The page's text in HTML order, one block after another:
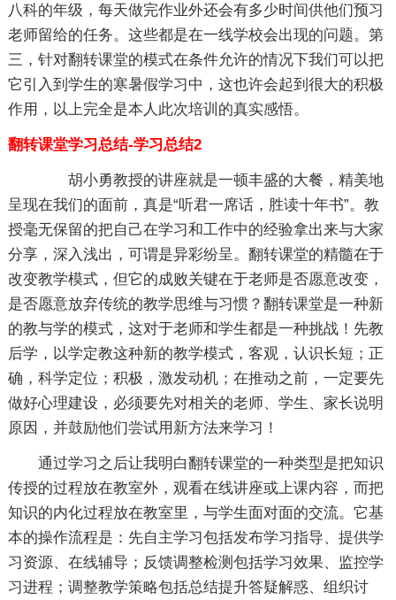
八科的年级，每天做完作业外还会有多少时间供他们预习
老师留给的任务。这些都是在一线学校会出现的问题。第
三，针对翻转课堂的模式在条件允许的情况下我们可以把
它引入到学生的寒暑假学习中，这也许会起到很大的积极
作用，以上完全是本人此次培训的真实感悟。
翻转课堂学习总结-学习总结2
胡小勇教授的讲座就是一顿丰盛的大餐，精美地
呈现在我们的面前，真是“听君一席话，胜读十年书”。教
授毫无保留的把自己在学习和工作中的经验拿出来与大家
分享，深入浅出，可谓是异彩纷呈。翻转课堂的精髓在于
改变教学模式，但它的成败关键在于老师是否愿意改变，
是否愿意放弃传统的教学思维与习惯？翻转课堂是一种新
的教与学的模式，这对于老师和学生都是一种挑战！先教
后学，以学定教这种新的教学模式，客观，认识长短；正
确，科学定位；积极，激发动机；在推动之前，一定要先
做好心理建设，必须要先对相关的老师、学生、家长说明
原因，并鼓励他们尝试用新方法来学习！
通过学习之后让我明白翻转课堂的一种类型是把知识
传授的过程放在教室外，观看在线讲座或上课内容，而把
知识的内化过程放在教室里，与学生面对面的交流。它基
本的操作流程是：先自主学习包括发布学习指导、提供学
习资源、在线辅导；反馈调整检测包括学习效果、监控学
习进程；调整教学策略包括总结提升答疑解惑、组织讨